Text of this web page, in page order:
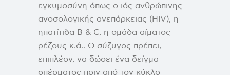
εγκυμοσύνη όπως ο ιός ανθρώπινης
ανοσολογικής ανεπάρκειας (HIV), η
ηπατίτιδα B & C, η ομάδα αίματος
ρέζους κ.ά.. Ο σύζυγος πρέπει,
επιπλέον, να δώσει ένα δείγμα
σπέρματος πριν από τον κύκλο